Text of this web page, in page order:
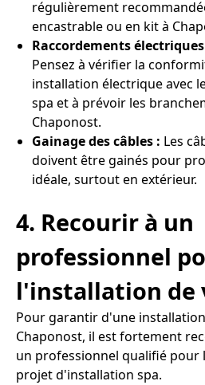
régulièrement
encastrable ou en kit à
Raccordements
Pensez à vérifier la
installation électrique avec
spa et à prévoir les
Chaponost.
Gainage des câbles : Les
doivent être gainés pour
idéale, surtout en extérieur.
4. Recourir à un
professionnel
l'installation de
Pour garantir d'une
Chaponost, il est fortement
un professionnel qualifié pour
projet d'installation spa.